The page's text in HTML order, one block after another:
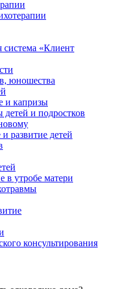
система «Клиент
юношества
и капризы
и подростков
развитие детей
в утробе матери
консультирования